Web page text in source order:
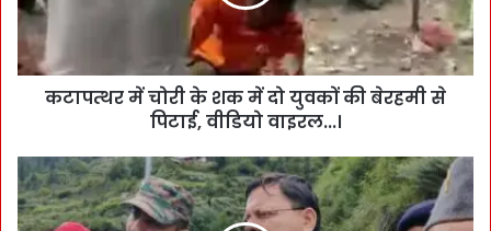
कटापत्थर में चोरी के शक में दो युवकों की बेरहमी से
पिटाई, वीडियो वाइरल...।